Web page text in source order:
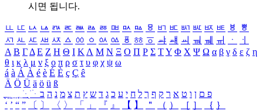
시면 됩니다.
ㅥ ㅦ ㅧ ㅨ ㅩ ㅪ ㅫ ㅬ ㅭ ㅮ ㅯ ㅰ ㅱ ㅲ ㅳ ㅴ ㅵ ㅶ ㅷ ㅸ
ㅹ
ㅺ ㅻ ㅼ ㅽ ㅾ ㅿ ㆀ ㆁ ㆂ ㆃ ㆄ ㆅ ㆆ ㆇ ㆈ ㆉ ㆊ ㆋ ㆌ ㆍ
ㆎ
Α Β ΓΔ Ε Ζ Η Θ Ι ΚΛ Μ Ν Ξ Ο Π Ρ Σ ΤΥ Φ Χ Ψ Ω α β γ δ ε ζ η
θ ι κ λ μ ν ξ ο π ρ σ τ υ φ χ ψ ω
á à Á À é è É È ç Ç ê
Ä Ö Ü ä ö ü ß
ִֶֹ ֻּ ׁׂ פ ם ן ו ט א ר ק ף ך ל ח י ע כ ג ד ש ץ ת צ מ נ ה ב
‘ ’ “ ” 〔 〕 〈 〉 「 」 『 』 【 】 ＂ （ ） ［ ］ ｛ ｝